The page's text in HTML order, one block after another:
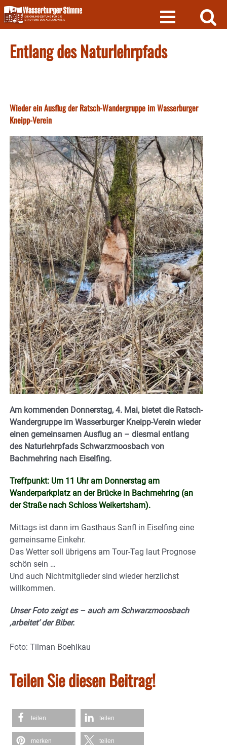
Skip
to
content
Entlang des Naturlehrpfads
Wieder ein Ausflug der Ratsch-Wandergruppe im Wasserburger
Kneipp-Verein
Am kommenden Donnerstag, 4. Mai, bietet die Ratsch-
Wandergruppe im Wasserburger Kneipp-Verein wieder
einen gemeinsamen Ausflug an – diesmal entlang
des Naturlehrpfads Schwarzmoosbach von
Bachmehring nach Eiselfing.
Treffpunkt: Um 11 Uhr am Donnerstag am
Wanderparkplatz an der Brücke in Bachmehring (an
der Straße nach Schloss Weikertsham).
Mittags ist dann im Gasthaus Sanfl in Eiselfing eine
gemeinsame Einkehr.
Das Wetter soll übrigens am Tour-Tag laut Prognose
schön sein …
Und auch Nichtmitglieder sind wieder herzlichst
willkommen.
Unser Foto zeigt es – auch am Schwarzmoosbach
‚arbeitet‘ der Biber.
Foto: Tilman Boehlkau
Teilen Sie diesen Beitrag!
teilen teilen
merken teilen